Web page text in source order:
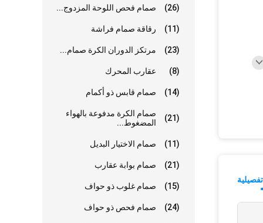
صمام فحص اللوحة المزدوج... (26)
رقاقة صمام فراشة (11)
مرتكز الدوران الكرة صمام... (23)
عقارب المحرك (8)
صمام قابس ذو أكمام (14)
صمام الكرة مدفوعة بالهواء
المضغوط...
(21)
صمام الاختيار البديل (11)
صمام بوابة عقارب (21)
صمام غلوب ذو حواف (15)
صمام فحص ذو حواف (24)